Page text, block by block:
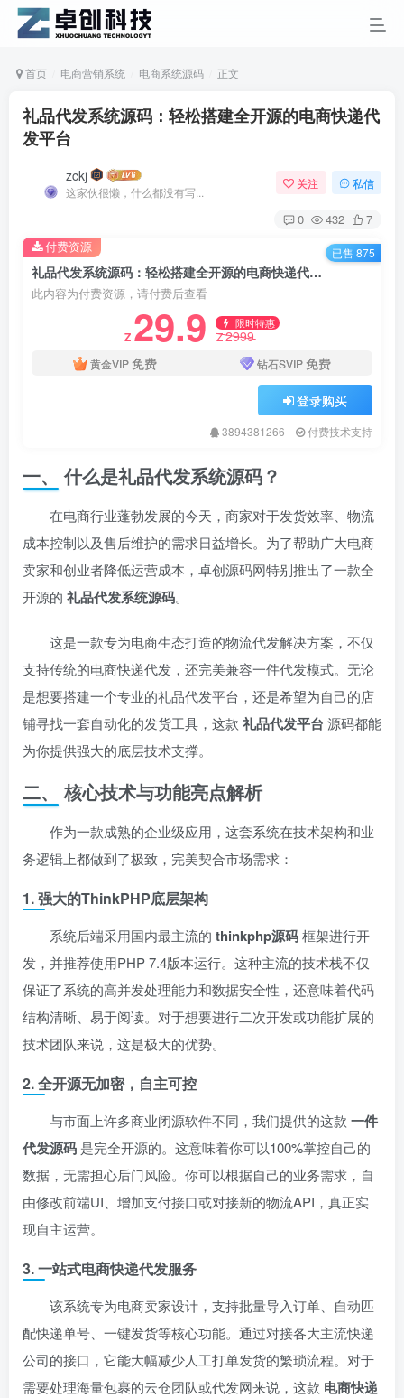
首页 电商营销系统 电商系统源码 正文
礼品代发系统源码：轻松搭建全开源的电商快递代
发平台
zckj
这家伙很懒，什么都没有写...
关注 私信
0 432 7
礼品代发系统源码：轻松搭建全开源的电商快递代发平台
此内容为付费资源，请付费后查看
Z 29.9 限时特惠
Z2999
黄金VIP免费 钻石SVIP免费
登录购买
3894381266 付费技术支持
付费资源 已售 875
一、 什么是礼品代发系统源码？
在电商行业蓬勃发展的今天，商家对于发货效率、物流
成本控制以及售后维护的需求日益增长。为了帮助广大电商
卖家和创业者降低运营成本，卓创源码网特别推出了一款全
开源的 礼品代发系统源码。
这是一款专为电商生态打造的物流代发解决方案，不仅
支持传统的电商快递代发，还完美兼容一件代发模式。无论
是想要搭建一个专业的礼品代发平台，还是希望为自己的店
铺寻找一套自动化的发货工具，这款 礼品代发平台 源码都能
为你提供强大的底层技术支撑。
二、 核心技术与功能亮点解析
作为一款成熟的企业级应用，这套系统在技术架构和业
务逻辑上都做到了极致，完美契合市场需求：
1. 强大的ThinkPHP底层架构
系统后端采用国内最主流的 thinkphp源码框架进行开
发，并推荐使用PHP 7.4版本运行。这种主流的技术栈不仅
保证了系统的高并发处理能力和数据安全性，还意味着代码
结构清晰、易于阅读。对于想要进行二次开发或功能扩展的
技术团队来说，这是极大的优势。
2. 全开源无加密，自主可控
与市面上许多商业闭源软件不同，我们提供的这款 一件
代发源码 是完全开源的。这意味着你可以100%掌控自己的
数据，无需担心后门风险。你可以根据自己的业务需求，自
由修改前端UI、增加支付接口或对接新的物流API，真正实
现自主运营。
3. 一站式电商快递代发服务
该系统专为电商卖家设计，支持批量导入订单、自动匹
配快递单号、一键发货等核心功能。通过对接各大主流快递
公司的接口，它能大幅减少人工打单发货的繁琐流程。对于
需要处理海量包裹的云仓团队或代发网来说，这款 电商快递